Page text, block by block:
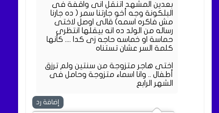
بعدين المشهد اتنقل انى واقفة فى
البلكونة وجه أخو جارتنا سمر ( ده جارنا
مش فاكره اسمه) قالى اوصل لاختى
رساله من الولد ده انه بيقلها انتظرى
حماسة او خماسه حاجه زى كدا .... كأنها
كلمة السر عشان تستناه
اختى هاجر متزوجة من سنتين ولم ترزق
أطفال .. وانا اسماء متزوجة وحامل فى
الشهر الرابع
إضافة رد